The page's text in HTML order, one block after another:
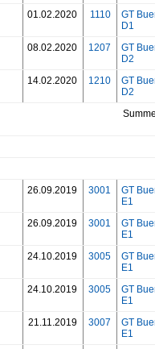
01.02.2020 1110
GT
D1
08.02.2020 1207
GT
D2
14.02.2020 1210
GT
D2
26.09.2019 3001
GT
E1
26.09.2019 3001
GT
E1
24.10.2019 3005
GT
E1
24.10.2019 3005
GT
E1
21.11.2019 3007
GT
E1